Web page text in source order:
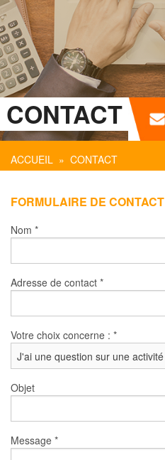
CONTACT
ACCUEIL » CONTACT
FORMULAIRE DE CONTACT
Nom *
Adresse de contact *
Votre choix concerne : *
Objet
Message *